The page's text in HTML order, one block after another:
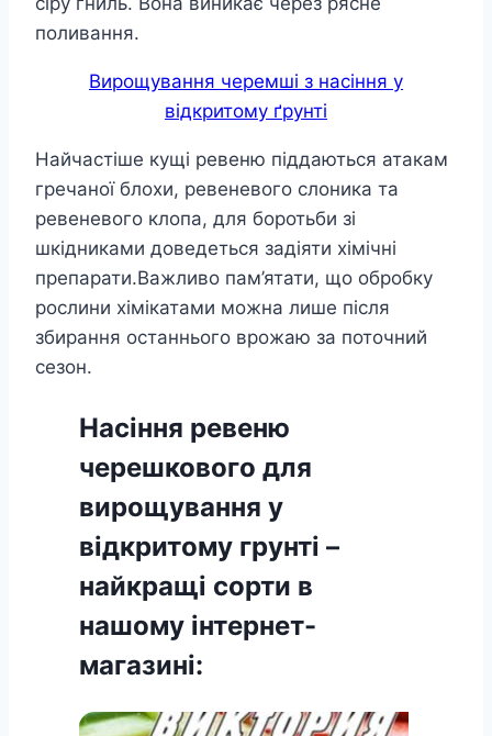
поливання.
Вирощування черемші з насіння у
відкритому ґрунті
Найчастіше кущі ревеню піддаються атакам
гречаної блохи, ревеневого слоника та
ревеневого клопа, для боротьби зі
шкідниками доведеться задіяти хімічні
препарати.Важливо пам’ятати, що обробку
рослини хімікатами можна лише після
збирання останнього врожаю за поточний
сезон.
Насіння ревеню
черешкового для
вирощування у
відкритому грунті –
найкращі сорти в
нашому інтернет-
магазині: